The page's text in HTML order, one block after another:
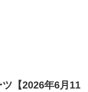
【2026年6月11